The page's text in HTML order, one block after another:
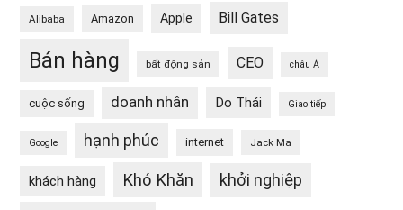
Alibaba Amazon Apple Bill Gates
Bán hàng bất động sản CEO châu Á
cuộc sống doanh nhân Do Thái Giao tiếp
Google hạnh phúc internet Jack Ma
khách hàng Khó Khăn khởi nghiệp